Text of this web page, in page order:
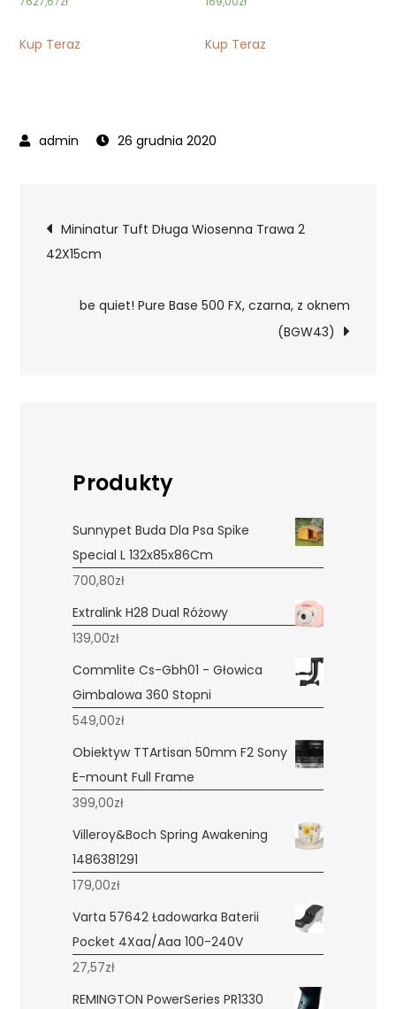
Kup Teraz Kup Teraz
26 grudnia 2020
Nawigacja
wpisu
Mininatur Tuft Długa Wiosenna Trawa 2
42X15cm
be quiet! Pure Base 500 FX, czarna, z oknem
(BGW43)
Produkty
Sunnypet Buda Dla Psa Spike
Special L 132x85x86Cm
700,80zł
Extralink H28 Dual Różowy
139,00zł
Commlite Cs-Gbh01 - Głowica
Gimbalowa 360 Stopni
549,00zł
Obiektyw TTArtisan 50mm F2 Sony
E-mount Full Frame
399,00zł
Villeroy&Boch Spring Awakening
1486381291
179,00zł
Varta 57642 Ładowarka Baterii
Pocket 4Xaa/Aaa 100-240V
27,57zł
REMINGTON PowerSeries PR1330